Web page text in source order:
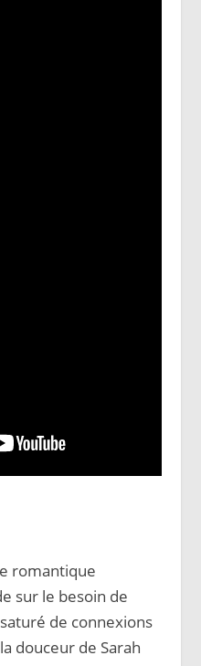
romantique
sur le besoin de
de connexions
douceur de Sarah